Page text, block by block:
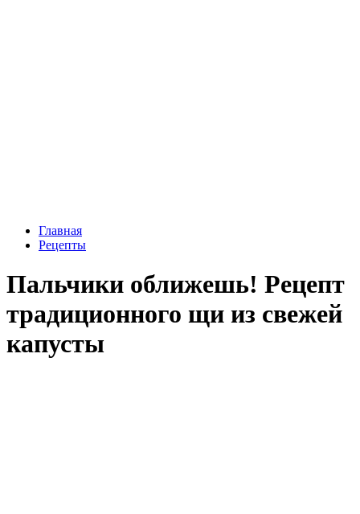
Главная
Рецепты
Пальчики оближешь! Рецепт
традиционного щи из свежей
капусты